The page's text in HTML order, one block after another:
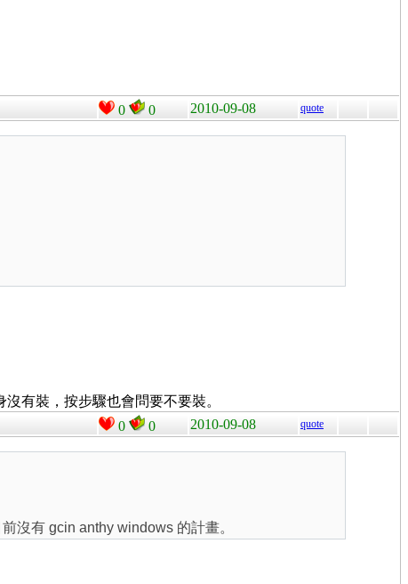
0 0 2010-09-08 quote
沒有裝，按步驟也會問要不要裝。
0 0 2010-09-08 quote
沒有 gcin anthy windows 的計畫。